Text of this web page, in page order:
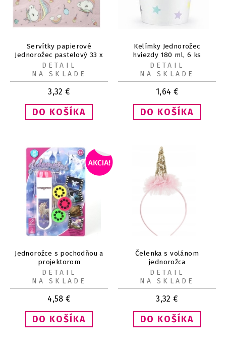
Servítky papierové
Jednorožec pastelový 33 x
33 cm 20 ks
3,32 €
DETAIL
NA SKLADE
Kelímky Jednorožec
hviezdy 180 ml, 6 ks
1,64 €
DETAIL
NA SKLADE
Jednorožce s pochodňou a
projektorom
4,58 €
DETAIL
NA SKLADE
Čelenka s volánom
jednorožca
3,32 €
DETAIL
NA SKLADE